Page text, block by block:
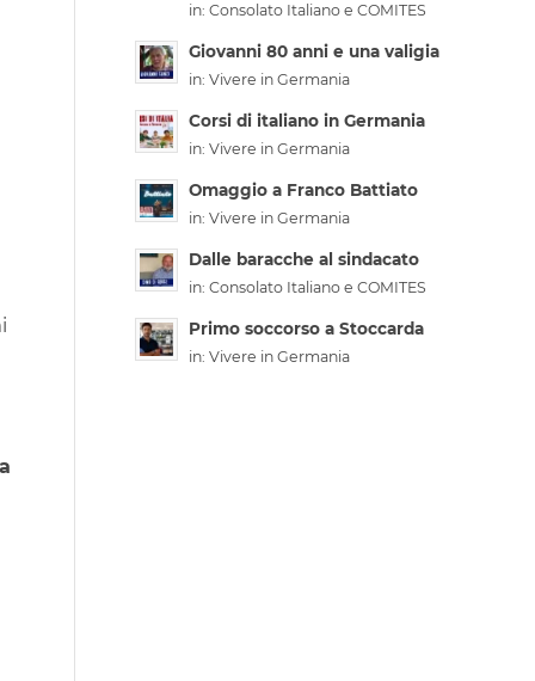
in:Consolato Italiano e COMITES
Giovanni 80 anni e una valigia
in:Vivere in Germania
Corsi di italiano in Germania
in:Vivere in Germania
Omaggio a Franco Battiato
in:Vivere in Germania
Dalle baracche al sindacato
in:Consolato Italiano e COMITES
Primo soccorso a Stoccarda
in:Vivere in Germania